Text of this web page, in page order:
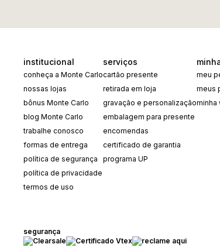
institucional
conheça a Monte Carlo
nossas lojas
bônus Monte Carlo
blog Monte Carlo
trabalhe conosco
formas de entrega
política de segurança
política de privacidade
termos de uso
serviços
cartão presente
retirada em loja
gravação e personalização
embalagem para presente
encomendas
certificado de garantia
programa UP
meu
meus
minha
segurança